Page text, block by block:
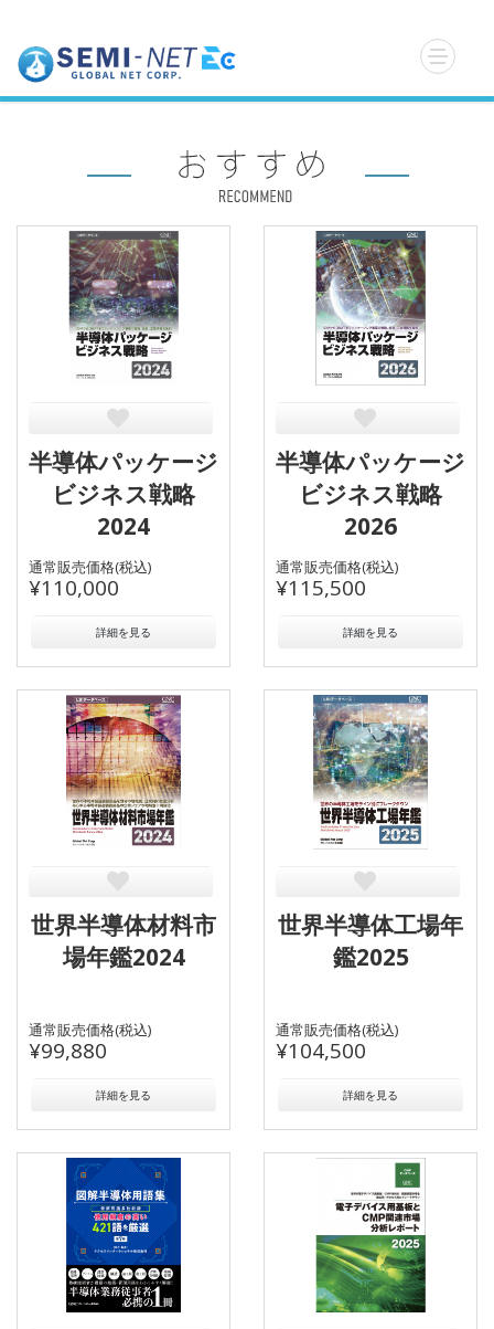
半導体パッケージ
ビジネス戦略
2024
通常販売価格(税込)
¥110,000
詳細を見る
半導体パッケージ
ビジネス戦略
2026
通常販売価格(税込)
¥115,500
詳細を見る
世界半導体材料市
場年鑑2024
通常販売価格(税込)
¥99,880
詳細を見る
世界半導体工場年
鑑2025
通常販売価格(税込)
¥104,500
詳細を見る